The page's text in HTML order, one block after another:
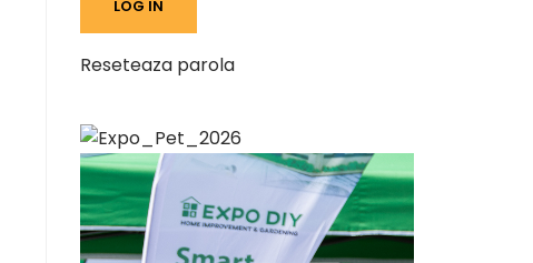
Reseteaza parola